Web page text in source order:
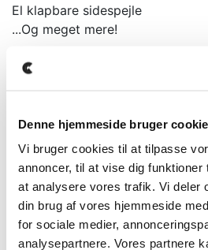
Denne hjemmeside bruger
Vi bruger cookies til at tilpasse
annoncer, til at vise dig
at analysere vores trafik. Vi deler
din brug af vores hjemmeside
for sociale medier,
analysepartnere. Vores partnere
El klapbare sidespejle
...Og meget mere!
På denne kan kan vi tilbyde
månedligt.
bilen kan være solgt.
Kontakt os for mere info.
Bilen kan ses og prøvekøres
i Vejle.
Inklusiv i tilbuddet: